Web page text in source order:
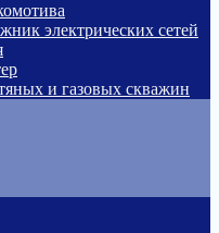
электрических сетей
и газовых скважин